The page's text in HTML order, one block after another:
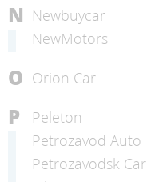
N Newbuycar
NewMotors
O Orion Car
P
Peleton
Petrozavod Auto
Petrozavodsk Car